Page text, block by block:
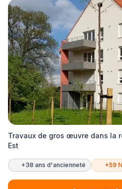
Travaux de gros œuvre dans la
Est
+38 ans d'ancienneté +59